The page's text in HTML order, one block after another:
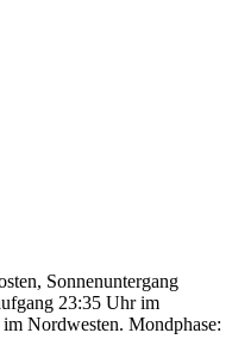
Sonnenuntergang
23:35 Uhr im
Nordwesten. Mondphase: